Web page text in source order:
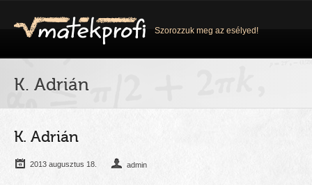
Szorozzuk meg az esélyed!
K. Adrián
K. Adrián
2013 augusztus 18. admin